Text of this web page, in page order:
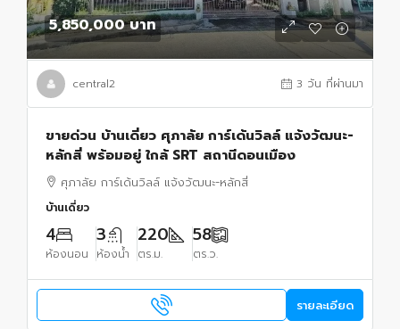
5,850,000 บาท
central2 3 วัน ที่ผ่านมา
ขายด่วน บ้านเดี่ยว ศุภาลัย การ์เด้นวิลล์ แจ้งวัฒนะ-
หลักสี่ พร้อมอยู่ ใกล้ SRT สถานีดอนเมือง
ศุภาลัย การ์เด้นวิลล์ แจ้งวัฒนะ-หลักสี่
บ้านเดี่ยว
4
ห้องนอน
3
ห้องน้ำ
220
ตร.ม.
58
ตร.ว.
รายละเอียด